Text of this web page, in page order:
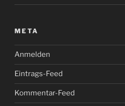
META
Anmelden
Eintrags-Feed
Kommentar-Feed